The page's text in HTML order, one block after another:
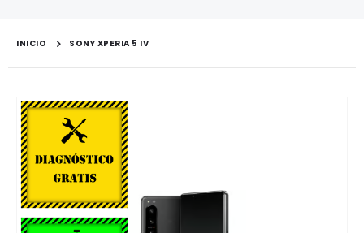
INICIO SONY XPERIA 5 IV
Saltar
al
final
de
la
galería
de
imágenes